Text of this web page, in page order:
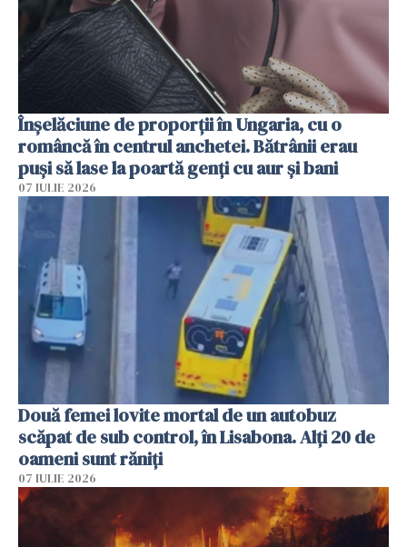
Înșelăciune de proporții în Ungaria, cu o
româncă în centrul anchetei. Bătrânii erau
puși să lase la poartă genți cu aur și bani
07 IULIE 2026
Două femei lovite mortal de un autobuz
scăpat de sub control, în Lisabona. Alți 20 de
oameni sunt răniți
07 IULIE 2026